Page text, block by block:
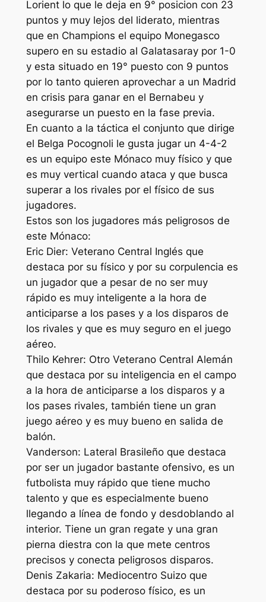
Lorient lo que le deja en 9° posicion con 23
puntos y muy lejos del liderato, mientras
que en Champions el equipo Monegasco
supero en su estadio al Galatasaray por 1-0
y esta situado en 19° puesto con 9 puntos
por lo tanto quieren aprovechar a un Madrid
en crisis para ganar en el Bernabeu y
asegurarse un puesto en la fase previa.
En cuanto a la táctica el conjunto que dirige
el Belga Pocognoli le gusta jugar un 4-4-2
es un equipo este Mónaco muy físico y que
es muy vertical cuando ataca y que busca
superar a los rivales por el físico de sus
jugadores.
Estos son los jugadores más peligrosos de
este Mónaco:
Eric Dier: Veterano Central Inglés que
destaca por su físico y por su corpulencia es
un jugador que a pesar de no ser muy
rápido es muy inteligente a la hora de
anticiparse a los pases y a los disparos de
los rivales y que es muy seguro en el juego
aéreo.
Thilo Kehrer: Otro Veterano Central Alemán
que destaca por su inteligencia en el campo
a la hora de anticiparse a los disparos y a
los pases rivales, también tiene un gran
juego aéreo y es muy bueno en salida de
balón.
Vanderson: Lateral Brasileño que destaca
por ser un jugador bastante ofensivo, es un
futbolista muy rápido que tiene mucho
talento y que es especialmente bueno
llegando a línea de fondo y desdoblando al
interior. Tiene un gran regate y una gran
pierna diestra con la que mete centros
precisos y conecta peligrosos disparos.
Denis Zakaria: Mediocentro Suizo que
destaca por su poderoso físico, es un